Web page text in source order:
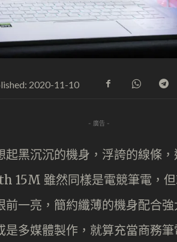
2020-11-10
- 廣告 -
黑沉沉的機身，浮誇的線條
15M 雖然同樣是電競筆電，
前一亮，簡約纖薄的機身配合
多媒體製作，就算充當商務筆